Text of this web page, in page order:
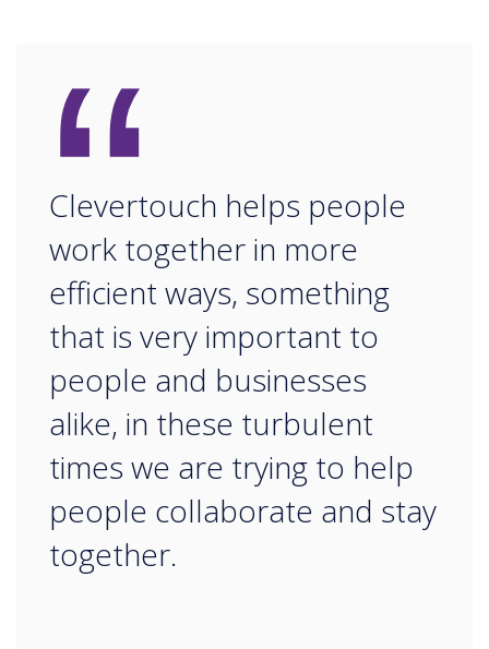
“
Clevertouch helps people
work together in more
efficient ways, something
that is very important to
people and businesses
alike, in these turbulent
times we are trying to help
people collaborate and stay
together.